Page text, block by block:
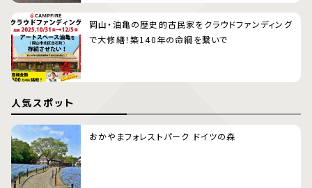
岡山・油亀の歴史的古民家をクラウドファンディング
で大修繕！築140年の命綱を繋いで
人気スポット
おかやまフォレストパーク ドイツの森